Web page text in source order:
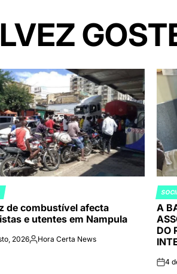
de combustível afecta
e utentes em Nampula
2026Publicado
Hora Certa News
IN
A
DO
on4